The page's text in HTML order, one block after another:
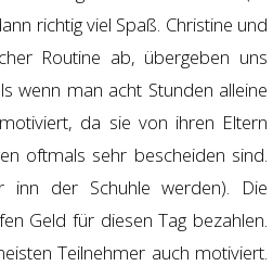
richtig viel Spaß. Christine und
Routine ab, übergeben uns
wenn man acht Stunden alleine
da sie von ihren Eltern
oftmals sehr bescheiden sind.
inn der Schuhle werden). Die
Geld für diesen Tag bezahlen.
Teilnehmer auch motiviert.